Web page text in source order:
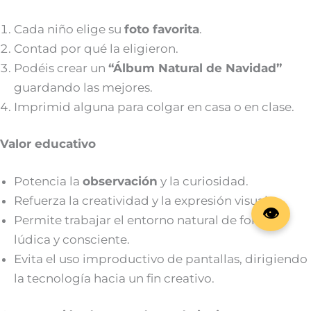
Cada niño elige su foto favorita.
Contad por qué la eligieron.
Podéis crear un “Álbum Natural de Navidad”
guardando las mejores.
Imprimid alguna para colgar en casa o en clase.
Valor educativo
Potencia la observación y la curiosidad.
Refuerza la creatividad y la expresión visual.
Permite trabajar el entorno natural de forma
lúdica y consciente.
Evita el uso improductivo de pantallas, dirigiendo
la tecnología hacia un fin creativo.